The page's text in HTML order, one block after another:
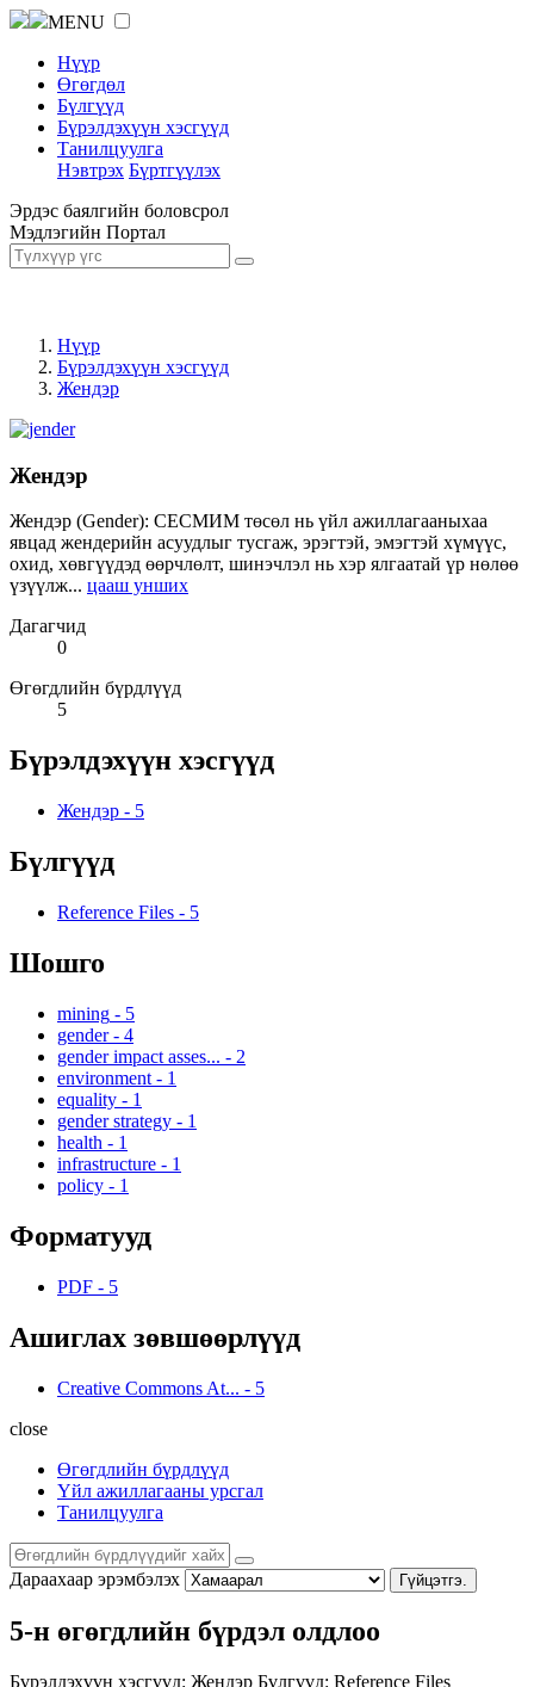
MENU
Нүүр
Өгөгдөл
Бүлгүүд
Бүрэлдэхүүн хэсгүүд
Танилцуулга
Нэвтрэх Бүртгүүлэх
Эрдэс баялгийн боловсрол
Мэдлэгийн Портал
Нүүр
Бүрэлдэхүүн хэсгүүд
Жендэр
Жендэр
Жендэр (Gender): СЕСМИМ төсөл нь үйл ажиллагааныхаа
явцад жендерийн асуудлыг тусгаж, эрэгтэй, эмэгтэй хүмүүс,
охид, хөвгүүдэд өөрчлөлт, шинэчлэл нь хэр ялгаатай үр нөлөө
үзүүлж... цааш унших
Дагагчид
0
Өгөгдлийн бүрдлүүд
5
Бүрэлдэхүүн хэсгүүд
Жендэр - 5
Бүлгүүд
Reference Files - 5
Шошго
mining - 5
gender - 4
gender impact asses... - 2
environment - 1
equality - 1
gender strategy - 1
health - 1
infrastructure - 1
policy - 1
Форматууд
PDF - 5
Ашиглах зөвшөөрлүүд
Creative Commons At... - 5
close
Өгөгдлийн бүрдлүүд
Үйл ажиллагааны урсгал
Танилцуулга
Дараахаар эрэмбэлэх Гүйцэтгэ.
5-н өгөгдлийн бүрдэл олдлоо
Бүрэлдэхүүн хэсгүүд: Жендэр Бүлгүүд: Reference Files